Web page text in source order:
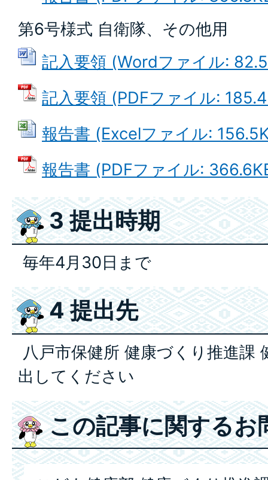
第6号様式 自衛隊、その他用
記入要領 (Wordファイル:
記入要領 (PDFファイル:
報告書 (Excelファイル:
報告書 (PDFファイル:
3 提出時期
毎年4月30日まで
4 提出先
八戸市保健所 健康づくり推進課
出してください
この記事に関するお